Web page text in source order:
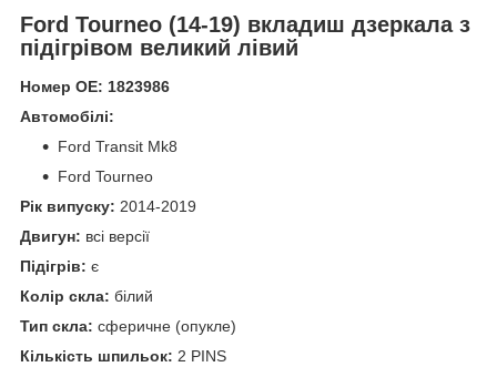
Ford Tourneo (14-19) вкладиш дзеркала з
підігрівом великий лівий
Номер OE: 1823986
Автомобілі:
Ford Transit Mk8
Ford Tourneo
Рік випуску: 2014-2019
Двигун: всі версії
Підігрів: є
Колір скла: білий
Тип скла: сферичне (опукле)
Кількість шпильок: 2 PINS